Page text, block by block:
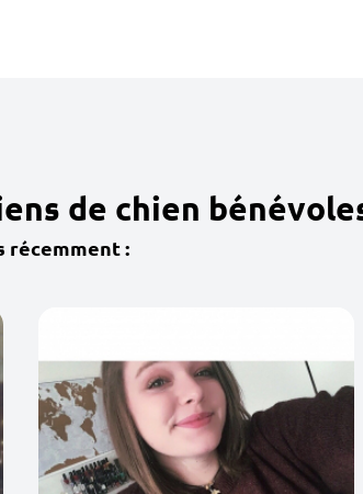
de chien
récemment :